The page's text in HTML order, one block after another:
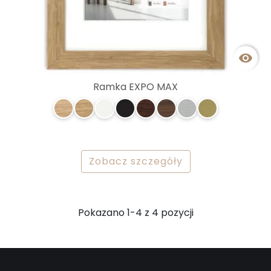

Ramka EXPO MAX
Zobacz szczegóły
Pokazano 1-4 z 4 pozycji